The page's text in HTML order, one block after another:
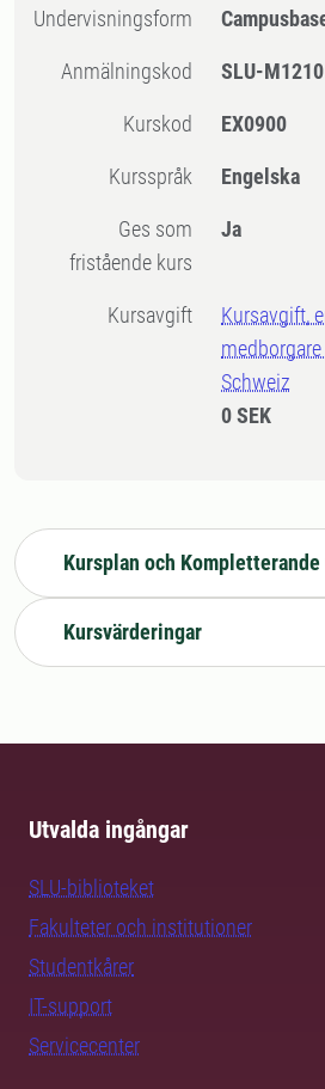
Undervisningsform
Anmälningskod SLU-M1210
Kurskod EX0900
Kursspråk Engelska
Ges som
fristående kurs
Ja
Kursavgift
Kursavgift,
medborgare
Schweiz
0 SEK
Kursplan och
Kursvärderingar
Utvalda ingångar
SLU-biblioteket
Fakulteter och institutioner
Studentkårer
IT-support
Servicecenter